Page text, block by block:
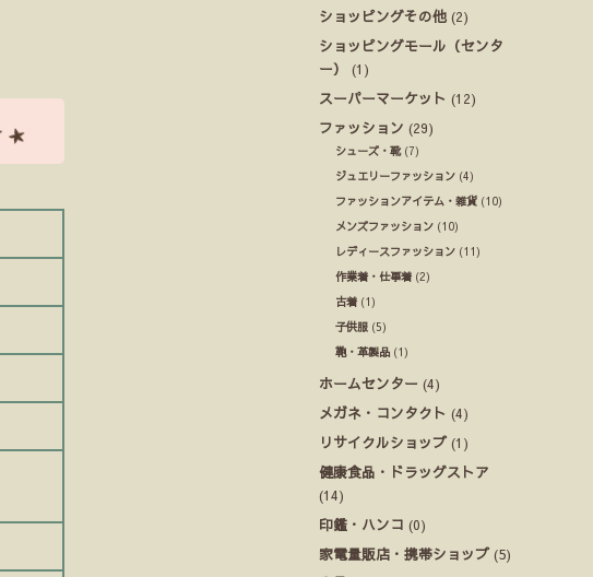
ショッピングその他 (2)
ショッピングモール（センタ
ー）
(1)
スーパーマーケット (12)
ファッション (29)
シューズ・靴(7)
ジュエリーファッション (4)
ファッションアイテム・雑貨 (10)
メンズファッション (10)
レディースファッション (11)
作業着・仕事着 (2)
古着 (1)
子供服 (5)
鞄・革製品 (1)
ホームセンター (4)
メガネ・コンタクト (4)
リサイクルショップ (1)
健康食品・ドラッグストア
(14)
印鑑・ハンコ (0)
家電量販店・携帯ショップ (5)